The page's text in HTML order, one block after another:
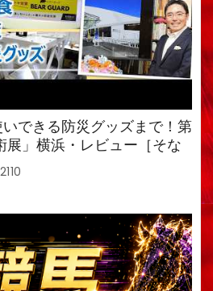
できる防災グッズまで！第
」横浜・レビュー［そな